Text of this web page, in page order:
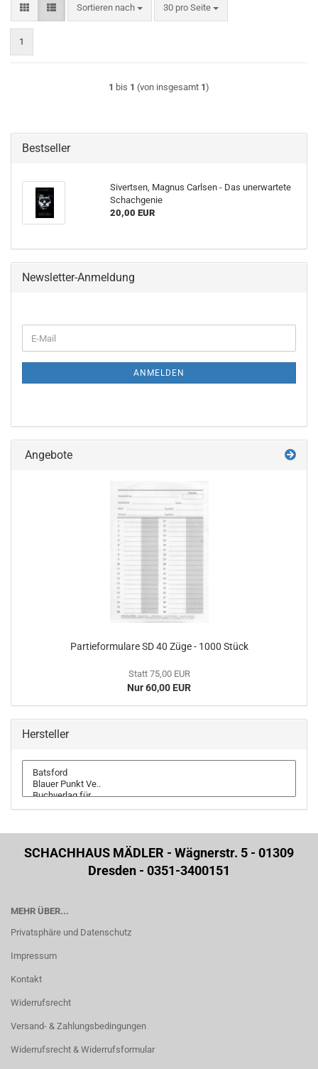
Sortieren nach
Sortieren nach 30 pro Seite
pro Seite
1
1 bis 1 (von insgesamt 1)
Bestseller
Sivertsen, Magnus Carlsen - Das unerwartete
Schachgenie
20,00 EUR
Newsletter-Anmeldung
ZUR
E-
Mail
ANMELDEN
Angebote
Partieformulare SD 40 Züge - 1000 Stück
Statt 75,00 EUR
Nur 60,00 EUR
Hersteller
SCHACHHAUS MÄDLER - Wägnerstr. 5 - 01309
Dresden - 0351-3400151
MEHR ÜBER...
Privatsphäre und Datenschutz
Impressum
Kontakt
Widerrufsrecht
Versand- & Zahlungsbedingungen
Widerrufsrecht & Widerrufsformular